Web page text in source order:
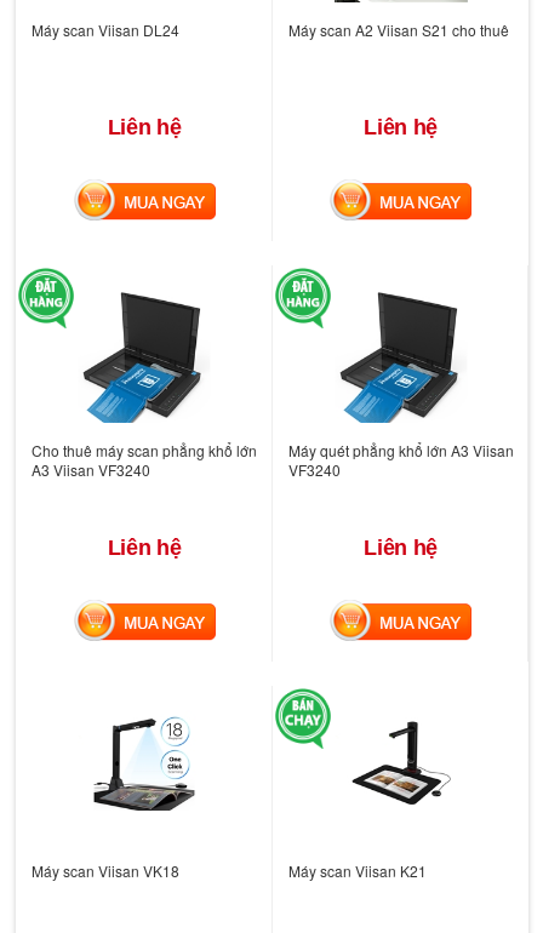
Máy scan Viisan DL24
Liên hệ
MUA NGAY
Máy scan A2 Viisan S21 cho thuê
Liên hệ
MUA NGAY
Cho thuê máy scan phẳng khổ lớn
A3 Viisan VF3240
Liên hệ
MUA NGAY
Máy quét phẳng khổ lớn A3 Viisan
VF3240
Liên hệ
MUA NGAY
Máy scan Viisan VK18 Máy scan Viisan K21